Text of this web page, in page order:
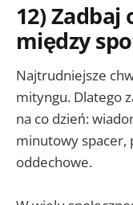
12) Zadbaj
między
Najtrudniejsze
mityngu. Dlatego
na co dzień:
minutowy spacer,
oddechowe.